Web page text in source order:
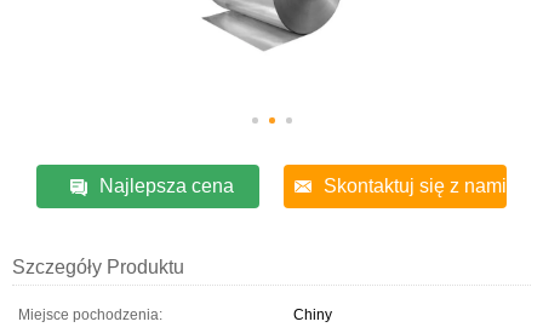
Najlepsza cena Skontaktuj się z nami
Szczegóły Produktu
Miejsce pochodzenia:
Chiny